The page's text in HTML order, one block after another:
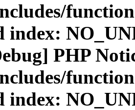
index:
PHP
index: